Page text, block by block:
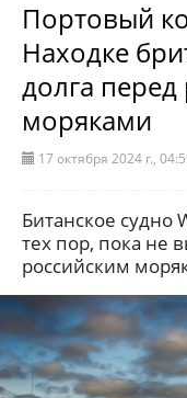
Портовый
Находке
долга
моряками
17 октября 2024 г.,
Битанское судно
тех пор, пока не
российским